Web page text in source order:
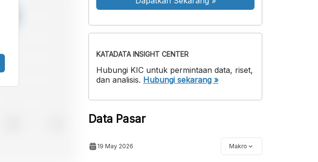
KATADATA INSIGHT CENTER
Hubungi KIC untuk permintaan data, riset,
dan analisis. Hubungi sekarang »
Data Pasar
19 May 2026 Makro